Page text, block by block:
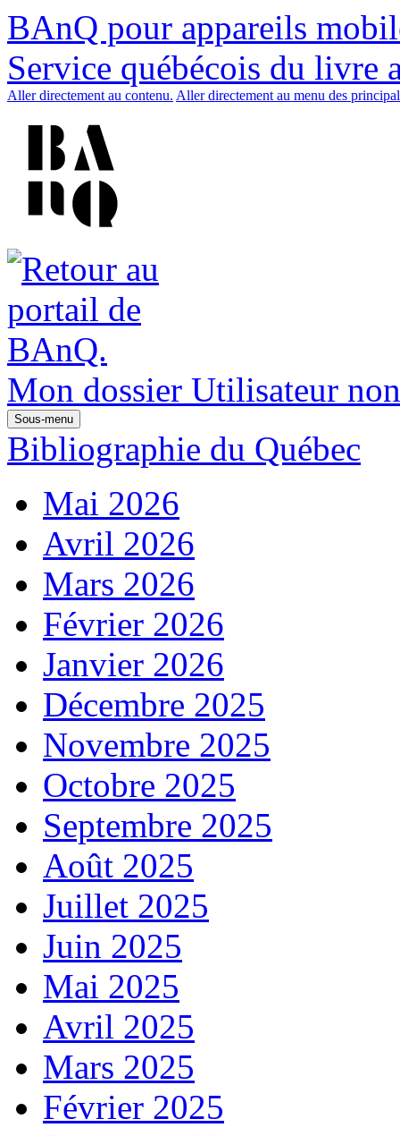
BAnQ pour appareils
Service québécois du livre
Aller directement au contenu. Aller directement au menu des
Mon dossier Utilisateur
Sous-menu
Bibliographie du Québec
Mai 2026
Avril 2026
Mars 2026
Février 2026
Janvier 2026
Décembre 2025
Novembre 2025
Octobre 2025
Septembre 2025
Août 2025
Juillet 2025
Juin 2025
Mai 2025
Avril 2025
Mars 2025
Février 2025